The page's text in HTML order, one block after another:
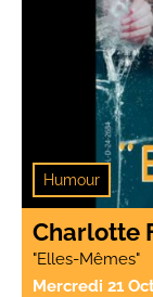
Humour
Charlotte
"Elles-Mêmes"
Mercredi 21